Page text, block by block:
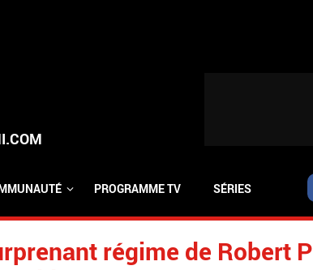
PROGRAMME TV SÉRIES
régime de Robert